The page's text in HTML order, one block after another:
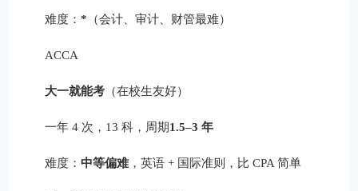
难度： * （会计、审计、财管最难）
ACCA
大一就能考（在校生友好）
一年 4 次，13 科，周期1.5–3 年
难度： 中等偏难，英语 + 国际准则，比 CPA 简单